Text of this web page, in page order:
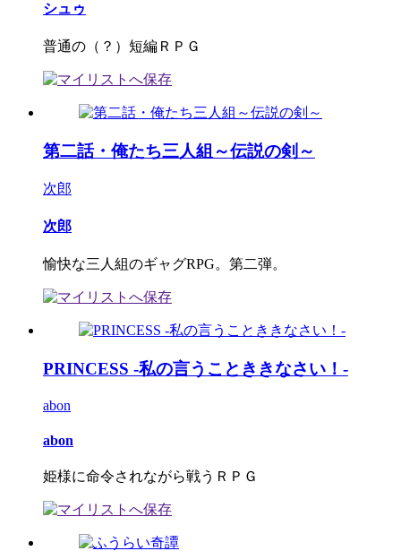
シュゥ
普通の（？）短編ＲＰＧ
第二話・俺たち三人組～伝説の剣～
次郎
次郎
愉快な三人組のギャグRPG。第二弾。
PRINCESS -私の言うことききなさい！-
abon
abon
姫様に命令されながら戦うＲＰＧ